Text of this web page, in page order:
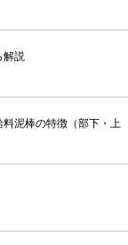
解説
泥棒の特徴（部下・上